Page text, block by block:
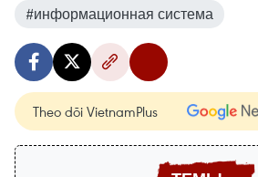
#информационная система
Theo dõi VietnamPlus